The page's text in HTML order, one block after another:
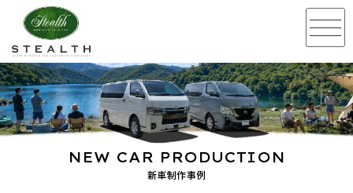
新車制作事例
NEW CAR PRODUCTION